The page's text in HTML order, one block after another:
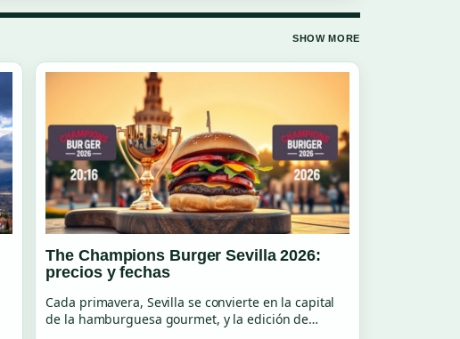
SHOW MORE
The Champions Burger Sevilla 2026:
precios y fechas
Cada primavera, Sevilla se convierte en la capital
de la hamburguesa gourmet, y la edición de…